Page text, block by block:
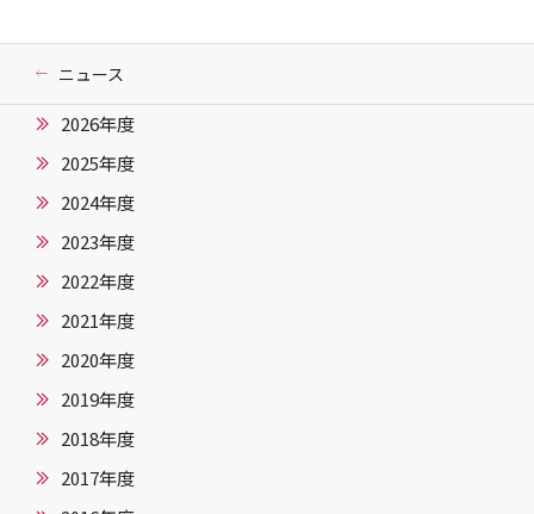
ニュース
2026年度
2025年度
2024年度
2023年度
2022年度
2021年度
2020年度
2019年度
2018年度
2017年度